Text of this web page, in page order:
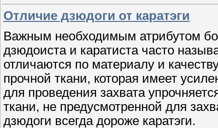
Отличие дзюдоги от каратэги
Важным необходимым атрибутом
дзюдоиста и каратиста часто
отличаются по материалу и
прочной ткани, которая имеет
для проведения захвата
ткани, не предусмотренной для
дзюдоги всегда дороже каратэги.